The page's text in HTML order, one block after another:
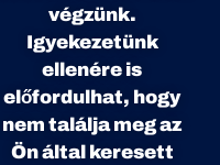
végzünk.
Igyekezetünk
ellenére is
előfordulhat, hogy
nem találja meg az
Ön által keresett